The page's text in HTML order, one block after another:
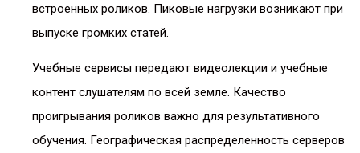
встроенных роликов. Пиковые нагрузки возникают при
выпуске громких статей.
Учебные сервисы передают видеолекции и учебные
контент слушателям по всей земле. Качество
проигрывания роликов важно для результативного
обучения. Географическая распределенность серверов